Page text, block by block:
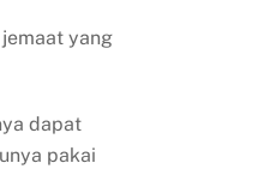
yang
dapat
pakai